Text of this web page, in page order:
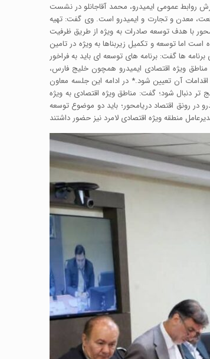
روابط عمومی ایمیدرو، محمد آقاجانلو در نشست
صنعت، معدن و تجارت و ایمیدرو است. وی گفت: تهیه
با هدف توسعه صادرات به ویژه از طریق ظرفیت
اما توسعه و تکمیل زیربناها به ویژه در تامین
ها گفت: برنامه های توسعه ای باید به فراخور
ویژه اقتصادی ایمیدرو همچون خلیج فارس،
اقدامات آن تعیین شود.* در ادامه این جلسه معاون
تر دنبال شود؛ گفت: مناطق ویژه اقتصادی به ویژه
در رونق اقتصاد دریامحور؛ باید دو موضوع توسعه